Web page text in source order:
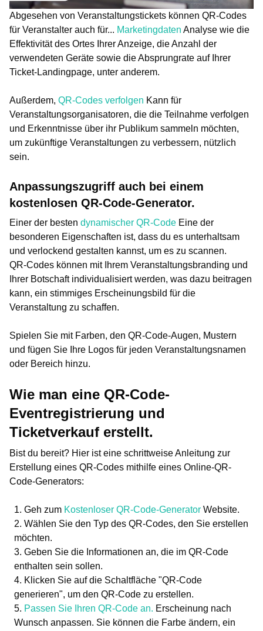
Abgesehen von Veranstaltungstickets können QR-Codes
für Veranstalter auch für... Marketingdaten Analyse wie die
Effektivität des Ortes Ihrer Anzeige, die Anzahl der
verwendeten Geräte sowie die Absprungrate auf Ihrer
Ticket-Landingpage, unter anderem.
Außerdem, QR-Codes verfolgen Kann für
Veranstaltungsorganisatoren, die die Teilnahme verfolgen
und Erkenntnisse über ihr Publikum sammeln möchten,
um zukünftige Veranstaltungen zu verbessern, nützlich
sein.
Anpassungszugriff auch bei einem
kostenlosen QR-Code-Generator.
Einer der besten dynamischer QR-Code Eine der
besonderen Eigenschaften ist, dass du es unterhaltsam
und verlockend gestalten kannst, um es zu scannen.
QR-Codes können mit Ihrem Veranstaltungsbranding und
Ihrer Botschaft individualisiert werden, was dazu beitragen
kann, ein stimmiges Erscheinungsbild für die
Veranstaltung zu schaffen.
Spielen Sie mit Farben, den QR-Code-Augen, Mustern
und fügen Sie Ihre Logos für jeden Veranstaltungsnamen
oder Bereich hinzu.
Wie man eine QR-Code-
Eventregistrierung und
Ticketverkauf erstellt.
Bist du bereit? Hier ist eine schrittweise Anleitung zur
Erstellung eines QR-Codes mithilfe eines Online-QR-
Code-Generators:
Geh zum Kostenloser QR-Code-Generator Website.
Wählen Sie den Typ des QR-Codes, den Sie erstellen
möchten.
Geben Sie die Informationen an, die im QR-Code
enthalten sein sollen.
Klicken Sie auf die Schaltfläche "QR-Code
generieren", um den QR-Code zu erstellen.
Passen Sie Ihren QR-Code an. Erscheinung nach
Wunsch anpassen. Sie können die Farbe ändern, ein